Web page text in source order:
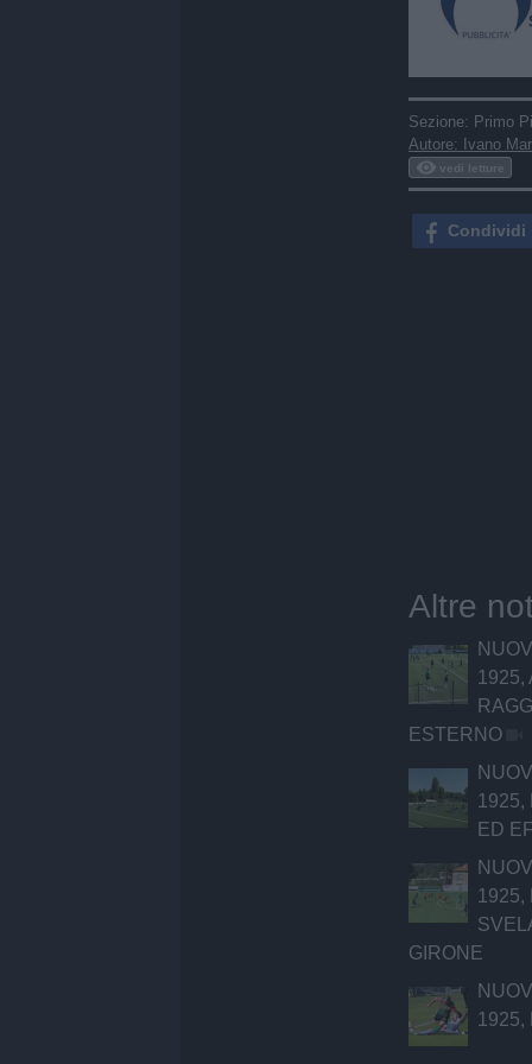
Sezione: Primo
Autore: Ivano
vedi letture
Condividi
Altre
1925,
ESTERNO
1925,
ED
1925,
GIRONE
1925,